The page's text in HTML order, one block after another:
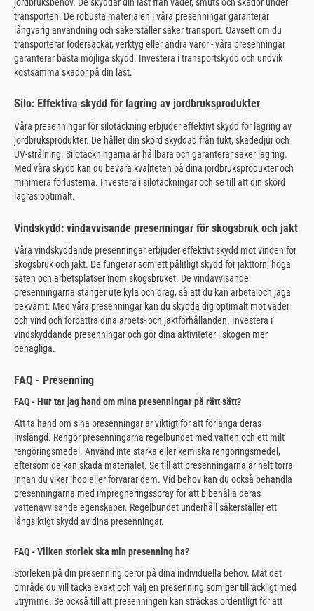
transporten. De robusta materialen i våra presenningar garanterar
långvarig användning och säkerställer säker transport. Oavsett om du
transporterar fodersäckar, verktyg eller andra varor - våra presenningar
garanterar bästa möjliga skydd. Investera i transportskydd och undvik
kostsamma skador på din last.
Silo: Effektiva skydd för lagring av jordbruksprodukter
Våra presenningar för silotäckning erbjuder effektivt skydd för lagring av
jordbruksprodukter. De håller din skörd skyddad från fukt, skadedjur och
UV-strålning. Silotäckningarna är hållbara och garanterar säker lagring.
Med våra skydd kan du bevara kvaliteten på dina jordbruksprodukter och
minimera förlusterna. Investera i silotäckningar och se till att din skörd
lagras optimalt.
Vindskydd: vindavvisande presenningar för skogsbruk och jakt
Våra vindskyddande presenningar erbjuder effektivt skydd mot vinden för
skogsbruk och jakt. De fungerar som ett pålitligt skydd för jakttorn, höga
säten och arbetsplatser inom skogsbruket. De vindavvisande
presenningarna stänger ute kyla och drag, så att du kan arbeta och jaga
bekvämt. Med våra presenningar kan du skydda dig optimalt mot väder
och vind och förbättra dina arbets- och jaktförhållanden. Investera i
vindskyddande presenningar och gör dina aktiviteter i skogen mer
behagliga.
FAQ - Presenning
FAQ - Hur tar jag hand om mina presenningar på rätt sätt?
Att ta hand om sina presenningar är viktigt för att förlänga deras
livslängd. Rengör presenningarna regelbundet med vatten och ett milt
rengöringsmedel. Använd inte starka eller kemiska rengöringsmedel,
eftersom de kan skada materialet. Se till att presenningarna är helt torra
innan du viker ihop eller förvarar dem. Vid behov kan du också behandla
presenningarna med impregneringsspray för att bibehålla deras
vattenavvisande egenskaper. Regelbundet underhåll säkerställer ett
långsiktigt skydd av dina presenningar.
FAQ - Vilken storlek ska min presenning ha?
Storleken på din presenning beror på dina individuella behov. Mät det
område du vill täcka exakt och välj en presenning som ger tillräckligt med
utrymme. Se också till att presenningen kan sträckas ordentligt för att